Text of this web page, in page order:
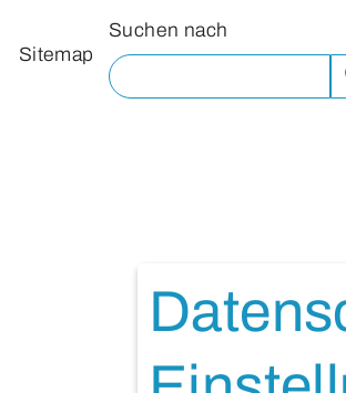
Sitemap
Suchformular
Suchen nach